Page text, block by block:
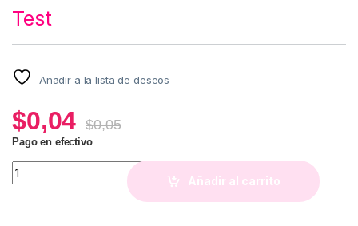
Test
Añadir a la lista de deseos
$0,04 $0,05
Pago en efectivo
Test quantity
Añadir al carrito